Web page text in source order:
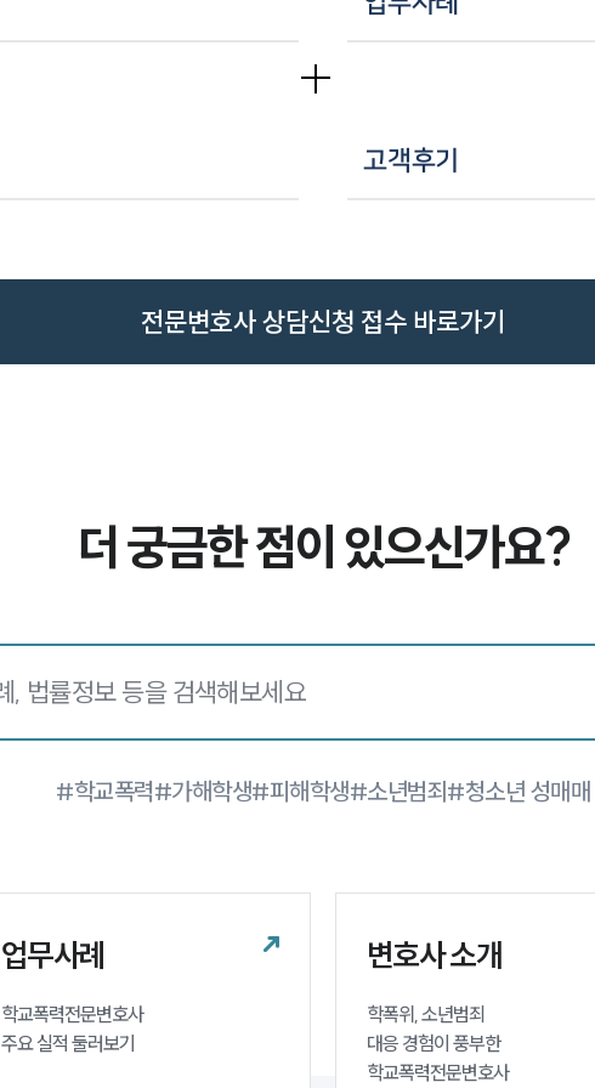
고객후기
전문변호사 상담신청 접수 바로가기
더 궁금한 점이 있으신가요?
#학교폭력#가해학생#피해학생#소년범죄#청소년 성매매
업무사례
학교폭력전문변호사
주요 실적 둘러보기
변호사 소개
학폭위, 소년범죄
대응 경험이 풍부한
학교폭력전문변호사